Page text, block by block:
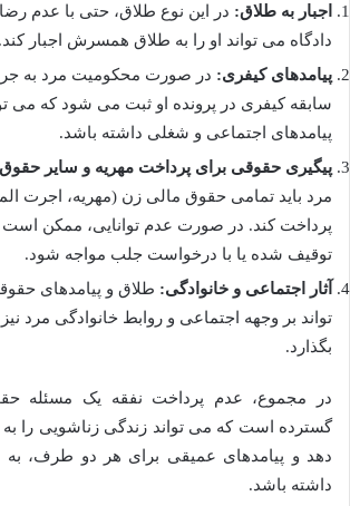
اجبار به طلاق: در این نوع طلاق، حتی با عدم
دادگاه می تواند او را به طلاق همسرش اجبار کند.
پیامدهای کیفری: در صورت محکومیت مرد به
سابقه کیفری در پرونده او ثبت می شود که می
پیامدهای اجتماعی و شغلی داشته باشد.
پیگیری حقوقی برای پرداخت مهریه و سایر
مرد باید تمامی حقوق مالی زن (مهریه، اجرت
پرداخت کند. در صورت عدم توانایی، ممکن
توقیف شده یا با درخواست جلب مواجه شود.
آثار اجتماعی و خانوادگی: طلاق و پیامدهای
تواند بر وجهه اجتماعی و روابط خانوادگی مرد نیز
بگذارد.
در مجموع، عدم پرداخت نفقه یک مسئله
گسترده است که می تواند زندگی زناشویی را
دهد و پیامدهای عمیقی برای هر دو طرف، به
داشته باشد.